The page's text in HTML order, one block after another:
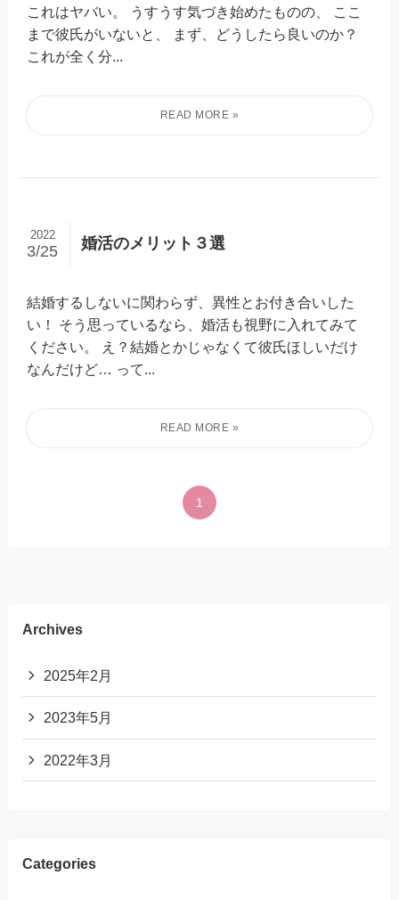
これはヤバい。 うすうす気づき始めたものの、 ここ
まで彼氏がいないと、 まず、どうしたら良いのか？
これが全く分...
婚活のメリット３選
2022
3/25
結婚するしないに関わらず、異性とお付き合いした
い！ そう思っているなら、婚活も視野に入れてみて
ください。 え？結婚とかじゃなくて彼氏ほしいだけ
なんだけど… って...
1
Archives
2025年2月
2023年5月
2022年3月
Categories